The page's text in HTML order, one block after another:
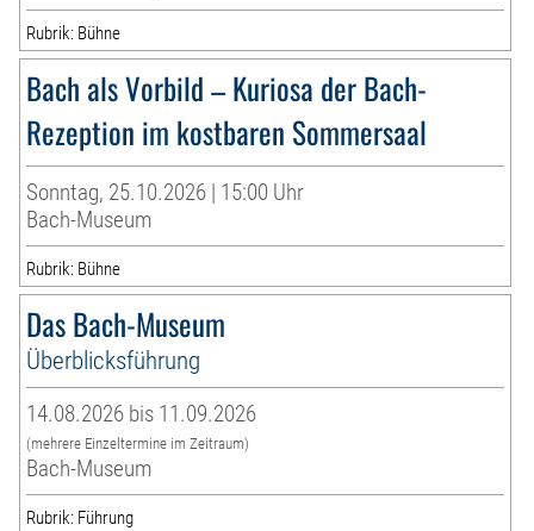
Rubrik: Bühne
Bach als Vorbild – Kuriosa der Bach-
Rezeption im kostbaren Sommersaal
Sonntag, 25.10.2026 | 15:00 Uhr
Bach-Museum
Rubrik: Bühne
Das Bach-Museum
Überblicksführung
14.08.2026 bis 11.09.2026
(mehrere Einzeltermine im Zeitraum)
Bach-Museum
Rubrik: Führung